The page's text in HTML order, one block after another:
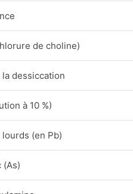
de choline)
la dessiccation
à 10 %)
lourds (en Pb)
(As)